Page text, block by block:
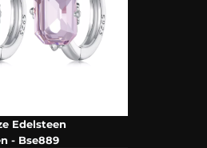
Edelsteen
- Bse889